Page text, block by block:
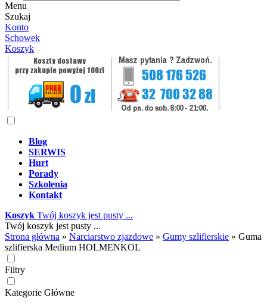
Menu
Szukaj
Konto
Schowek
Koszyk
Blog
SERWIS
Hurt
Porady
Szkolenia
Kontakt
Koszyk Twój koszyk jest pusty ...
Twój koszyk jest pusty ...
Strona główna » Narciarstwo zjazdowe » Gumy szlifierskie » Guma
szlifierska Medium HOLMENKOL
Filtry
Kategorie Główne